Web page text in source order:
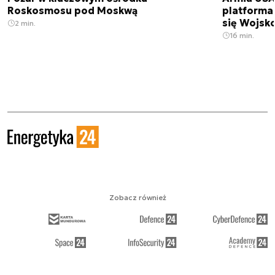
Roskosmosu pod Moskwą
2 min.
się
16 min.
Zobacz również